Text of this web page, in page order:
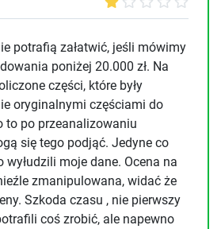
potrafią załatwić, jeśli mówimy
poniżej 20.000 zł. Na
części, które były
oryginalnymi częściami do
to po przeanalizowaniu
się tego podjąć. Jedyne co
wyłudzili moje dane. Ocena na
zmanipulowana, widać że
Szkoda czasu , nie pierwszy
coś zrobić, ale napewno